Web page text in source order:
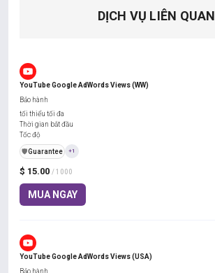
DỊCH VỤ LIÊN QUAN
YouTube Google AdWords Views (WW)
$ 15.00 / 1000
MUA NGAY
Bảo hành
tối thiểu tối đa
Thời gian bắt đầu
Tốc độ
️🛡️Guarantee +1
YouTube Google AdWords Views (USA)
Bảo hành